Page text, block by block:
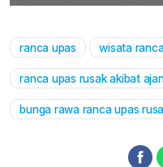
ranca upas wisata
ranca upas rusak akibat
bunga rawa ranca upas